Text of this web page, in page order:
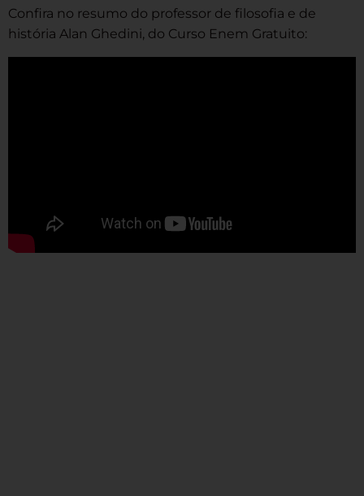
Confira no resumo do professor de filosofia e de
história Alan Ghedini, do Curso Enem Gratuito: